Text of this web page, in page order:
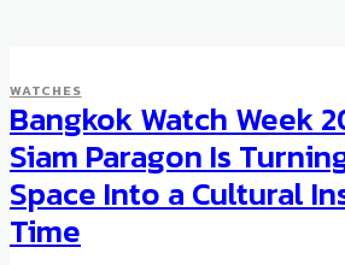
WATCHES
Bangkok Watch Week
Siam Paragon Is
Space Into a Cultural
Time